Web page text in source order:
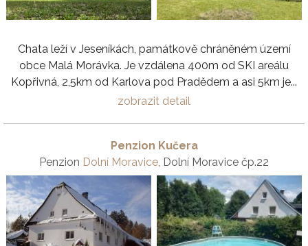
Chata leží v Jeseníkách, památkově chráněném území
obce Malá Morávka. Je vzdálena 400m od SKI areálu
Kopřivná, 2,5km od Karlova pod Pradědem a asi 5km je...
zobrazit detail
Penzion Kučera
Penzion Dolní Moravice , Dolní Moravice čp.22